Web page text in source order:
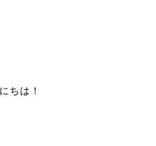
ちは！